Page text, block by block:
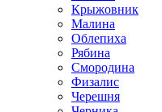
Крыжовник
Малина
Облепиха
Рябина
Смородина
Физалис
Черешня